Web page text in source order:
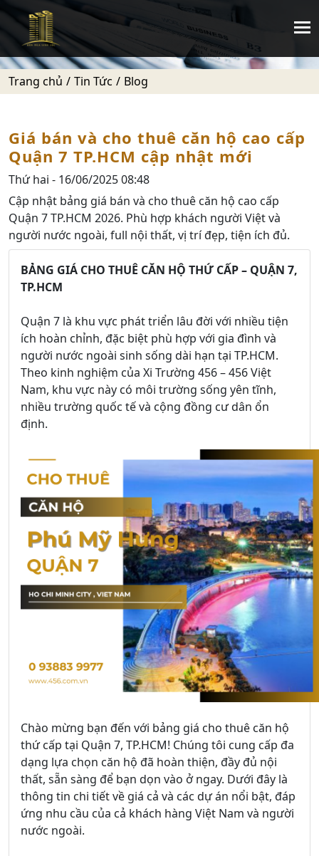
Trang chủ Tin Tức Blog
Giá bán và cho thuê căn hộ cao cấp
Quận 7 TP.HCM cập nhật mới
Thứ hai - 16/06/2025 08:48
Cập nhật bảng giá bán và cho thuê căn hộ cao cấp
Quận 7 TP.HCM 2026. Phù hợp khách người Việt và
người nước ngoài, full nội thất, vị trí đẹp, tiện ích đủ.
BẢNG GIÁ CHO THUÊ CĂN HỘ THỨ CẤP – QUẬN 7,
TP.HCM
Quận 7 là khu vực phát triển lâu đời với nhiều tiện
ích hoàn chỉnh, đặc biệt phù hợp với gia đình và
người nước ngoài sinh sống dài hạn tại TP.HCM.
Theo kinh nghiệm của Xi Trường 456 – 456 Việt
Nam, khu vực này có môi trường sống yên tĩnh,
nhiều trường quốc tế và cộng đồng cư dân ổn
định.
Chào mừng bạn đến với bảng giá cho thuê căn hộ
thứ cấp tại Quận 7, TP.HCM! Chúng tôi cung cấp đa
dạng lựa chọn căn hộ đã hoàn thiện, đầy đủ nội
thất, sẵn sàng để bạn dọn vào ở ngay. Dưới đây là
thông tin chi tiết về giá cả và các dự án nổi bật, đáp
ứng nhu cầu của cả khách hàng Việt Nam và người
nước ngoài.